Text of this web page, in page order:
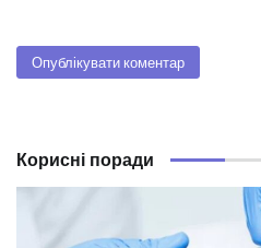
Корисні поради